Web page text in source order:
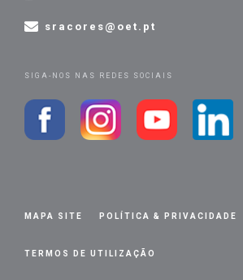
sracores@oet.pt
SIGA-NOS NAS REDES SOCIAIS
MAPA SITE POLÍTICA & PRIVACIDADE
TERMOS DE UTILIZAÇÃO